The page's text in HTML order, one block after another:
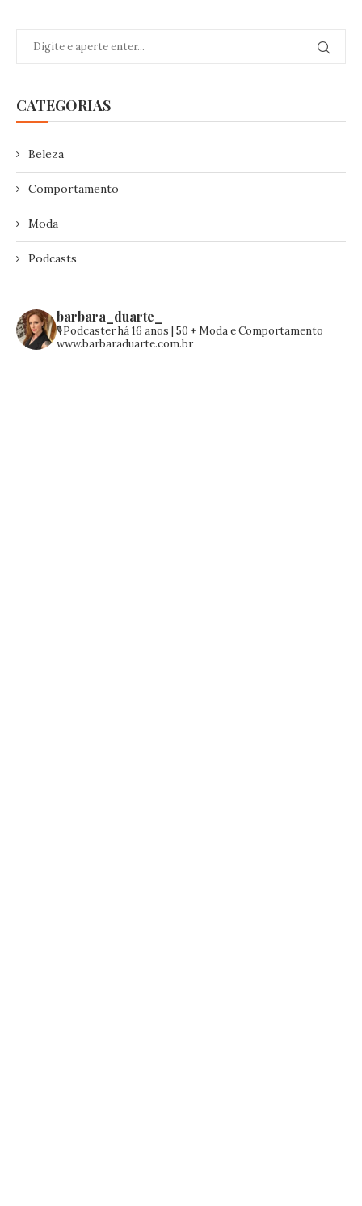
CATEGORIAS
Beleza
Comportamento
Moda
Podcasts
barbara_duarte_
🎙️Podcaster há 16 anos | 50 +Moda e Comportamento
www.barbaraduarte.com.br